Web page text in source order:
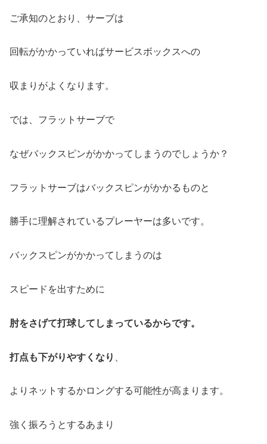
ご承知のとおり、サーブは
回転がかかっていればサービスボックスへの
収まりがよくなります。
では、フラットサーブで
なぜバックスピンがかかってしまうのでしょうか？
フラットサーブはバックスピンがかかるものと
勝手に理解されているプレーヤーは多いです。
バックスピンがかかってしまうのは
スピードを出すために
肘をさげて打球してしまっているからです。
打点も下がりやすくなり
よりネットするかロングする可能性が高まります。
強く振ろうとするあまり